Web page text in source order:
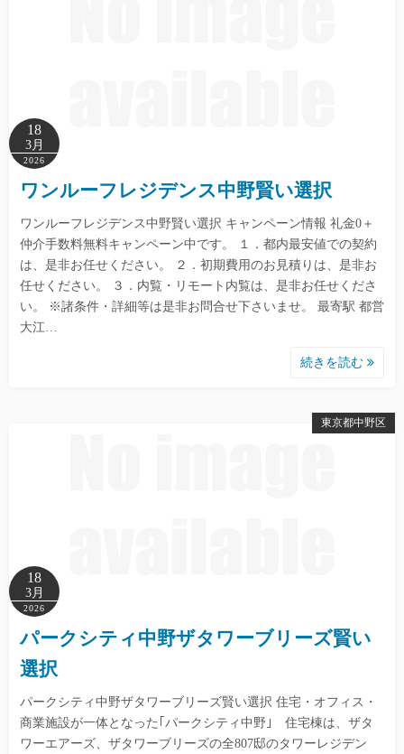
18
3月
2026
ワンルーフレジデンス中野賢い選択
ワンルーフレジデンス中野賢い選択 キャンペーン情報 礼金0＋
仲介手数料無料キャンペーン中です。 １．都内最安値での契約
は、是非お任せください。 ２．初期費用のお見積りは、是非お
任せください。 ３．内覧・リモート内覧は、是非お任せくださ
い。 ※諸条件・詳細等は是非お問合せ下さいませ。 最寄駅 都営
大江…
続きを読む
東京都中野区
18
3月
2026
パークシティ中野ザタワーブリーズ賢い
選択
パークシティ中野ザタワーブリーズ賢い選択 住宅・オフィス・
商業施設が一体となった｢パークシティ中野｣ 住宅棟は、ザタ
ワーエアーズ、ザタワーブリーズの全807邸のタワーレジデン